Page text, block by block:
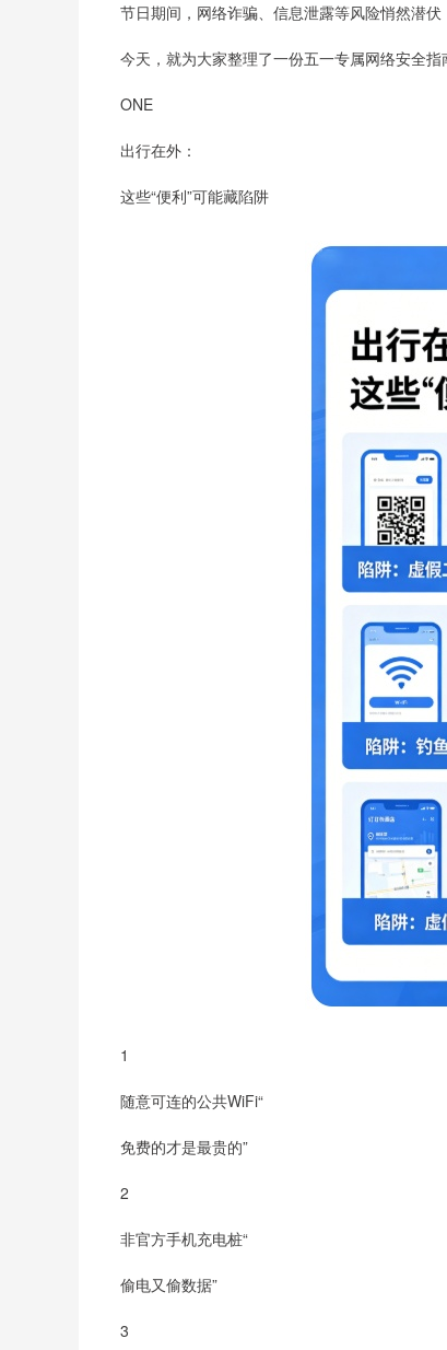
节日期间，网络诈骗、信息泄露等风险悄然潜伏
今天，就为大家整理了一份五一专属网络安全指
ONE
出行在外：
这些“便利”可能藏陷阱
1
随意可连的公共WiFi“
免费的才是最贵的”
2
非官方手机充电桩“
偷电又偷数据”
3